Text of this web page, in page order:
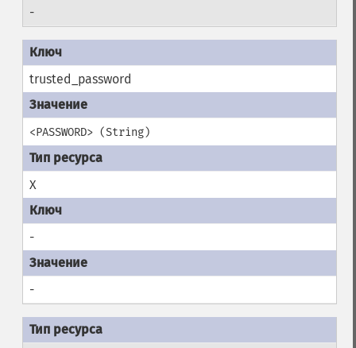
-
trusted_password
<PASSWORD> (String)
X
-
-